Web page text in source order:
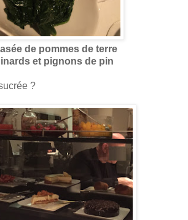
de pommes de terre
et pignons de pin
?